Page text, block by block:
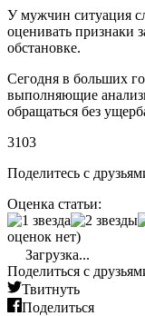
У мужчин ситуация
оценивать признаки
обстановке.
Сегодня в больших
выполняющие
обращаться без
3103
Поделитесь с
Оценка статьи:
оценок нет)
Загрузка...
Поделиться с
Твитнуть
Поделиться